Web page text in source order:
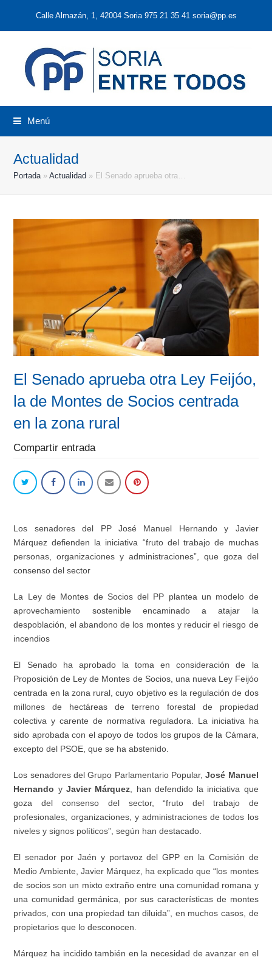
Calle Almazán, 1, 42004 Soria 975 21 35 41 soria@pp.es
Menú
Actualidad
Portada»Actualidad » El Senado aprueba otra…
El Senado aprueba otra Ley Feijóo,
la de Montes de Socios centrada
en la zona rural
Compartir entrada
Los senadores del PP José Manuel Hernando y Javier
Márquez defienden la iniciativa “fruto del trabajo de muchas
personas, organizaciones y administraciones”, que goza del
consenso del sector
La Ley de Montes de Socios del PP plantea un modelo de
aprovechamiento sostenible encaminado a atajar la
despoblación, el abandono de los montes y reducir el riesgo de
incendios
El Senado ha aprobado la toma en consideración de la
Proposición de Ley de Montes de Socios, una nueva Ley Feijóo
centrada en la zona rural, cuyo objetivo es la regulación de dos
millones de hectáreas de terreno forestal de propiedad
colectiva y carente de normativa reguladora. La iniciativa ha
sido aprobada con el apoyo de todos los grupos de la Cámara,
excepto del PSOE, que se ha abstenido.
Los senadores del Grupo Parlamentario Popular,José Manuel
Hernando y Javier Márquez, han defendido la iniciativa que
goza del consenso del sector, “fruto del trabajo de
profesionales, organizaciones, y administraciones de todos los
niveles y signos políticos”, según han destacado.
El senador por Jaén y portavoz del GPP en la Comisión de
Medio Ambiente, Javier Márquez, ha explicado que “los montes
de socios son un mixto extraño entre una comunidad romana y
una comunidad germánica, por sus características de montes
privados, con una propiedad tan diluida”, en muchos casos, de
propietarios que lo desconocen.
Márquez ha incidido también en la necesidad de avanzar en el